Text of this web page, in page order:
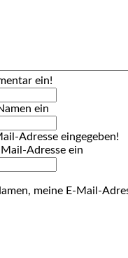
ein!
ein
Adresse eingegeben!
Adresse ein
meine E-Mail-